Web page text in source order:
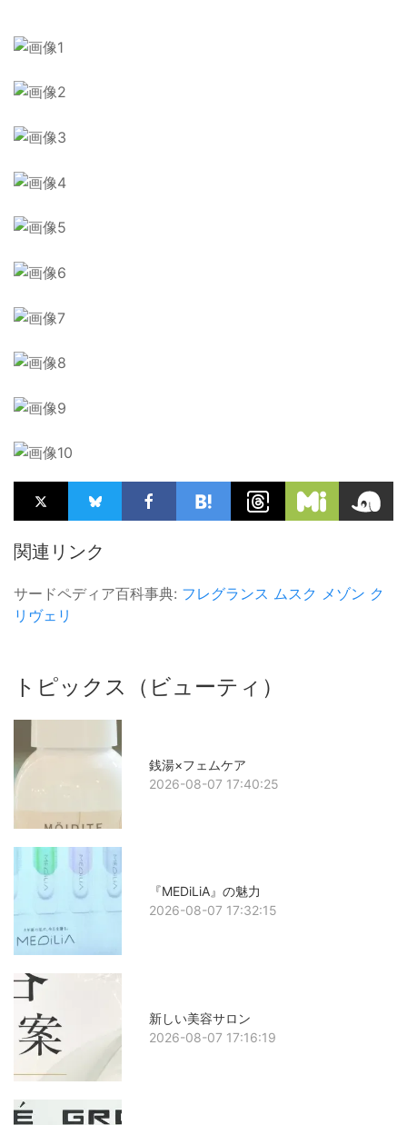
関連リンク
サードペディア百科事典: フレグランス ムスク メゾン ク
リヴェリ
トピックス（ビューティ）
銭湯×フェムケア
2026-08-07 17:40:25
『MEDiLiA』の魅力
2026-08-07 17:32:15
新しい美容サロン
2026-08-07 17:16:19